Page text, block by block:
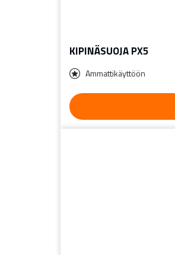
KIPINÄSUOJA PX5
Ammattikäyttöön